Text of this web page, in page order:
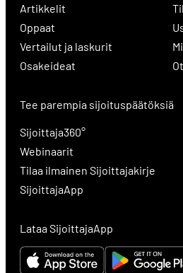
Artikkelit
Oppaat
Vertailut ja laskurit
Osakeideat
Tee parempia sijoituspäätöksiä
Sijoittaja360°
Webinaarit
Tilaa ilmainen Sijoittajakirje
SijoittajaApp
Lataa SijoittajaApp